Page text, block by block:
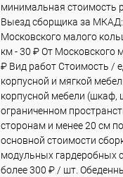
минимальная стоимость
Выезд сборщика за
Московского малого
км - 30 ₽ От Московского
₽ Вид работ Стоимость /
корпусной и мягкой
корпусной мебели (шкаф,
ограниченном
сторонам и менее 20 см
основной стоимости
модульных гардеробных
более 300 ₽ / шт.